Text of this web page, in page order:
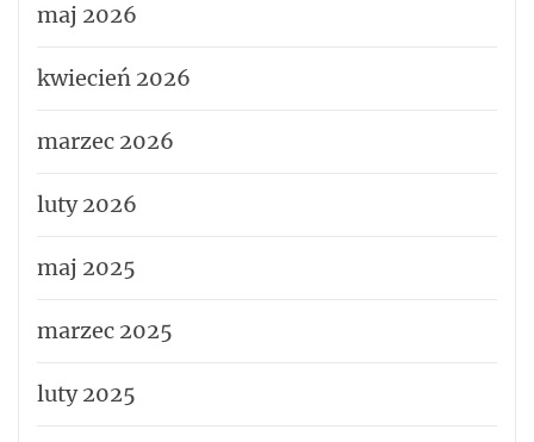
maj 2026
kwiecień 2026
marzec 2026
luty 2026
maj 2025
marzec 2025
luty 2025